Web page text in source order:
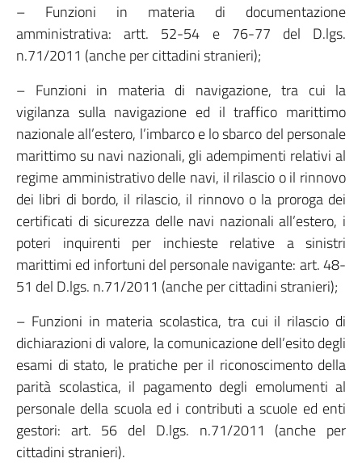
– Funzioni in materia di documentazione
amministrativa: artt. 52-54 e 76-77 del D.lgs.
n.71/2011 (anche per cittadini stranieri);
– Funzioni in materia di navigazione, tra cui la
vigilanza sulla navigazione ed il traffico marittimo
nazionale all’estero, l’imbarco e lo sbarco del personale
marittimo su navi nazionali, gli adempimenti relativi al
regime amministrativo delle navi, il rilascio o il rinnovo
dei libri di bordo, il rilascio, il rinnovo o la proroga dei
certificati di sicurezza delle navi nazionali all’estero, i
poteri inquirenti per inchieste relative a sinistri
marittimi ed infortuni del personale navigante: art. 48-
51 del D.lgs. n.71/2011 (anche per cittadini stranieri);
– Funzioni in materia scolastica, tra cui il rilascio di
dichiarazioni di valore, la comunicazione dell’esito degli
esami di stato, le pratiche per il riconoscimento della
parità scolastica, il pagamento degli emolumenti al
personale della scuola ed i contributi a scuole ed enti
gestori: art. 56 del D.lgs. n.71/2011 (anche per
cittadini stranieri).